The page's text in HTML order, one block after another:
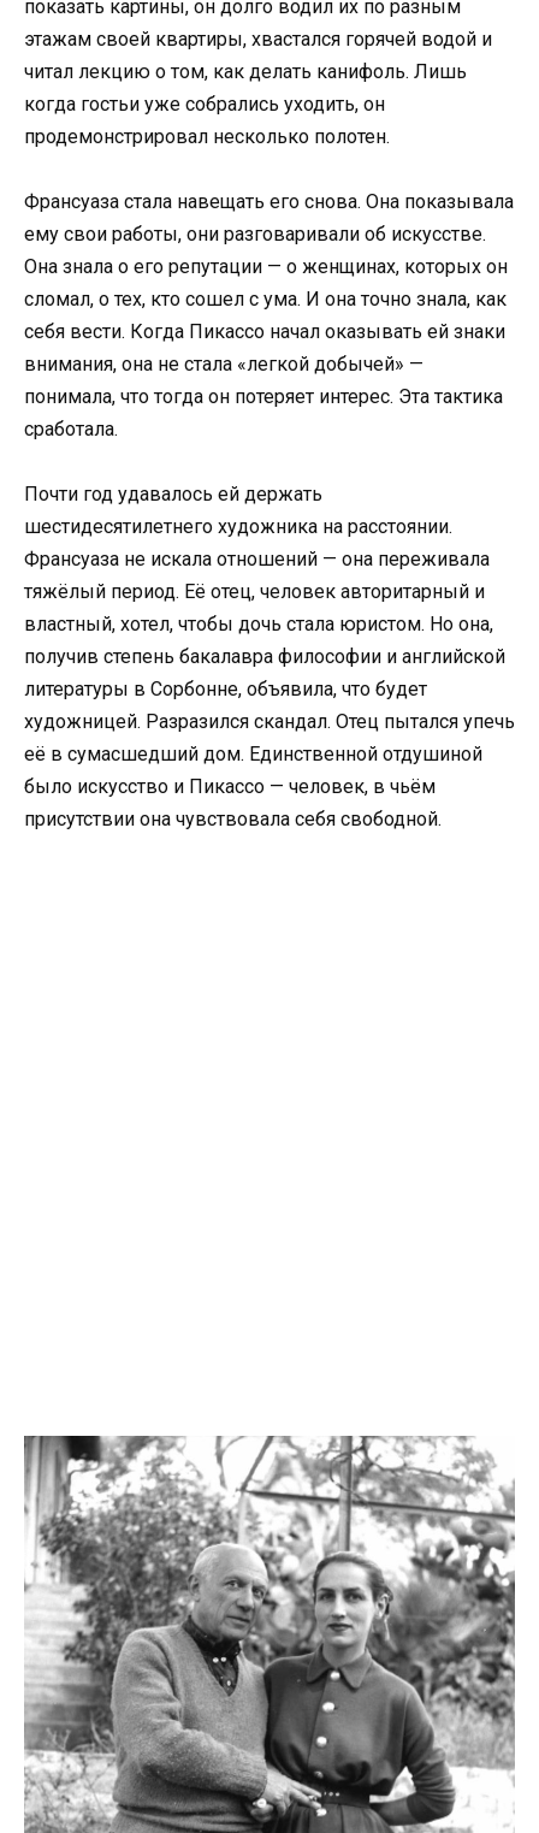
показать картины, он долго водил их по разным
этажам своей квартиры, хвастался горячей водой и
читал лекцию о том, как делать канифоль. Лишь
когда гостьи уже собрались уходить, он
продемонстрировал несколько полотен.
Франсуаза стала навещать его снова. Она показывала
ему свои работы, они разговаривали об искусстве.
Она знала о его репутации — о женщинах, которых он
сломал, о тех, кто сошел с ума. И она точно знала, как
себя вести. Когда Пикассо начал оказывать ей знаки
внимания, она не стала «легкой добычей» —
понимала, что тогда он потеряет интерес. Эта тактика
сработала.
Почти год удавалось ей держать
шестидесятилетнего художника на расстоянии.
Франсуаза не искала отношений — она переживала
тяжёлый период. Её отец, человек авторитарный и
властный, хотел, чтобы дочь стала юристом. Но она,
получив степень бакалавра философии и английской
литературы в Сорбонне, объявила, что будет
художницей. Разразился скандал. Отец пытался упечь
её в сумасшедший дом. Единственной отдушиной
было искусство и Пикассо — человек, в чьём
присутствии она чувствовала себя свободной.